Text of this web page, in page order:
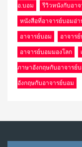
อ.บอม รีวิวหนังกับอา
หนังสือที่อาจารย์บอมอ่า
อาจารย์บอม อาจาร
อาจารย์บอมมองโลก
ภาษาอังกฤษกับอาจารย์
อังกฤษกับอาจารย์บอม